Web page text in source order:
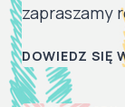
zapraszamy
DOWIEDZ SIĘ